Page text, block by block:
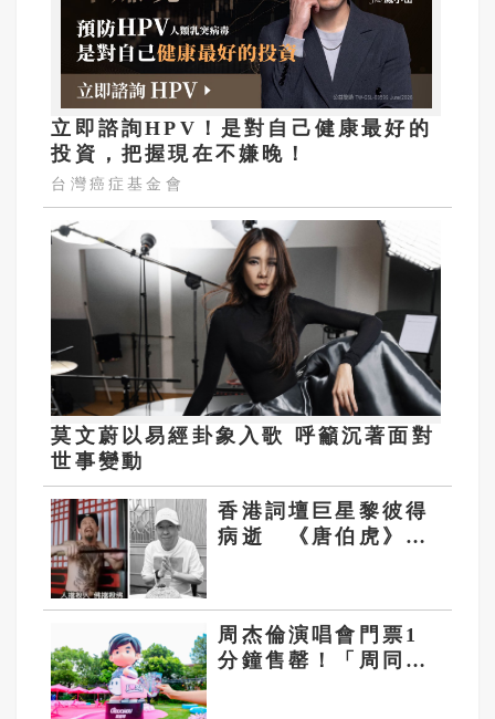
立即諮詢HPV！是對自己健康最好的
投資，把握現在不嫌晚！
台灣癌症基金會
莫文蔚以易經卦象入歌 呼籲沉著面對
世事變動
香港詞壇巨星黎彼得
病逝 《唐伯虎》經
周杰倫演唱會門票1
分鐘售罄！「周同